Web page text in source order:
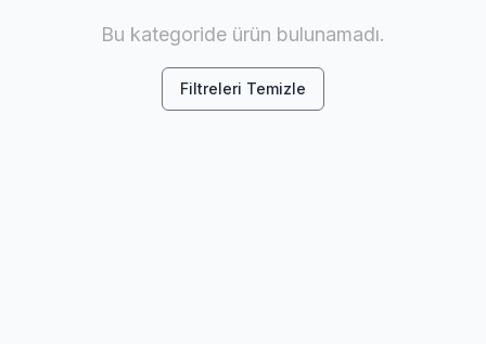
Bu kategoride ürün bulunamadı.
Filtreleri Temizle